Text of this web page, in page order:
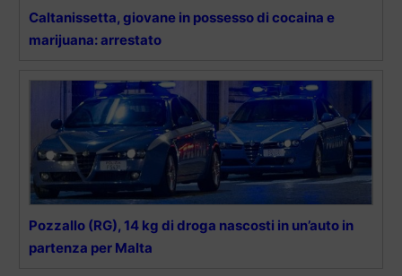
Caltanissetta, giovane in possesso di cocaina e
marijuana: arrestato
Pozzallo (RG), 14 kg di droga nascosti in un’auto in
partenza per Malta